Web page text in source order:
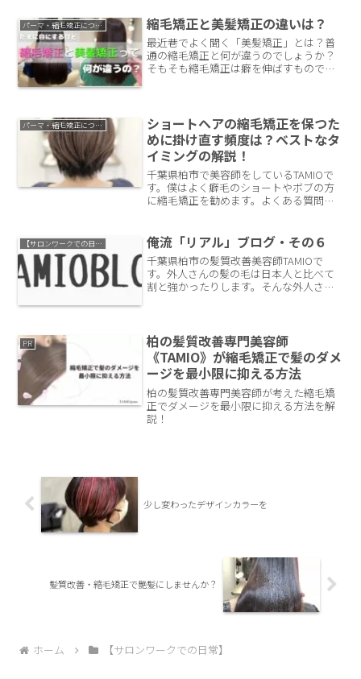
パーマ・縮毛矯正について 縮毛矯正と美髪矯正の違いは？
最近巷でよく聞く「美髪矯正」とは？普
通の縮毛矯正と何が違うのでしょうか？
そもそも縮毛矯正は癖を伸ばすものです
なれるのか？リスクのある状態は存在し
ます。この記事で参考になれば嬉しいで
す。
パーマ・縮毛矯正について
ショートヘアの縮毛矯正を保つた
めに掛け直す頻度は？ベストなタ
イミングの解説！
千葉県柏市で美容師をしているTAMIOで
す。僕はよく癖毛のショートやボブの方
に縮毛矯正を勧めます。よくある質問が
トの方の方が癖は顕著に出やすいですが
果たして目安はどれくらいなのか？今回
はボブやショートヘアの縮毛矯正を保つ
頻度について解説していきます。
【サロンワークでの日常】 俺流「リアル」ブログ・その６
千葉県柏市の髪質改善美容師TAMIOで
す。外人さんの髪の毛は日本人と比べて
割と強かったりします。そんな外人さん
PR
柏の髪質改善専門美容師
《TAMIO》が縮毛矯正で髪のダメ
ージを最小限に抑える方法
柏の髪質改善専門美容師が考えた縮毛矯
正でダメージを最小限に抑える方法を解
説！
少し変わったデザインカラーを
髪質改善・縮毛矯正で艶髪にしませんか？
ホーム 【サロンワークでの日常】